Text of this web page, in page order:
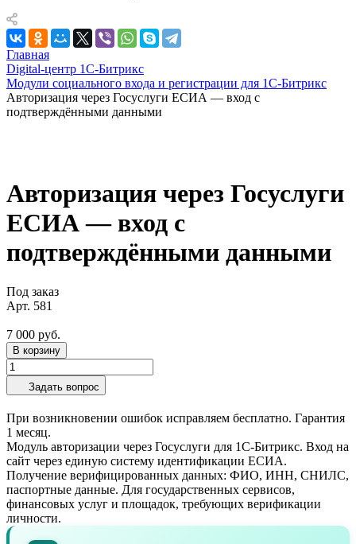
Главная
Digital‑центр 1С‑Битрикс
Модули социального входа и регистрации для 1С-Битрикс
Авторизация через Госуслуги ЕСИА — вход с
подтверждёнными данными
Авторизация через Госуслуги
ЕСИА — вход с
подтверждёнными данными
Под заказ
Арт. 581
7 000 руб.
В корзину
Задать вопрос
При возникновении ошибок исправляем бесплатно. Гарантия
1 месяц.
Модуль авторизации через Госуслуги для 1С-Битрикс. Вход на
сайт через единую систему идентификации ЕСИА.
Получение верифицированных данных: ФИО, ИНН, СНИЛС,
паспортные данные. Для государственных сервисов,
финансовых услуг и площадок, требующих верификации
личности.